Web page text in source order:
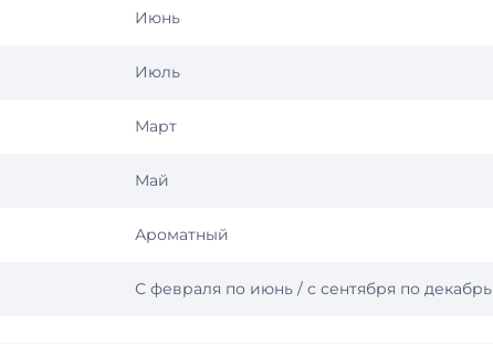
Июнь
Июль
Март
Май
Ароматный
С февраля по июнь / с сентября по декабрь